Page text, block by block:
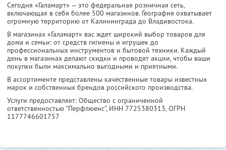
Сегодня «Галамарт» — это федеральная розничная сеть,
включающая в себя более 500 магазинов. География охватывает
огромную территорию от Калининграда до Владивостока.
В магазинах «Галамарт» вас ждет широкий выбор товаров для
дома и семьи: от средств гигиены и игрушек до
профессиональных инструментов и бытовой техники. Каждый
день в магазинах делают скидки и проводят акции, чтобы ваши
покупки были максимально выгодными и приятными.
В ассортименте представлены качественные товары известных
марок и собственных брендов российского производства.
Услуги предоставляет: Общество с ограниченной
ответственностью "Перфлюенс", ИНН 7725380313, ОГРН
1177746601757